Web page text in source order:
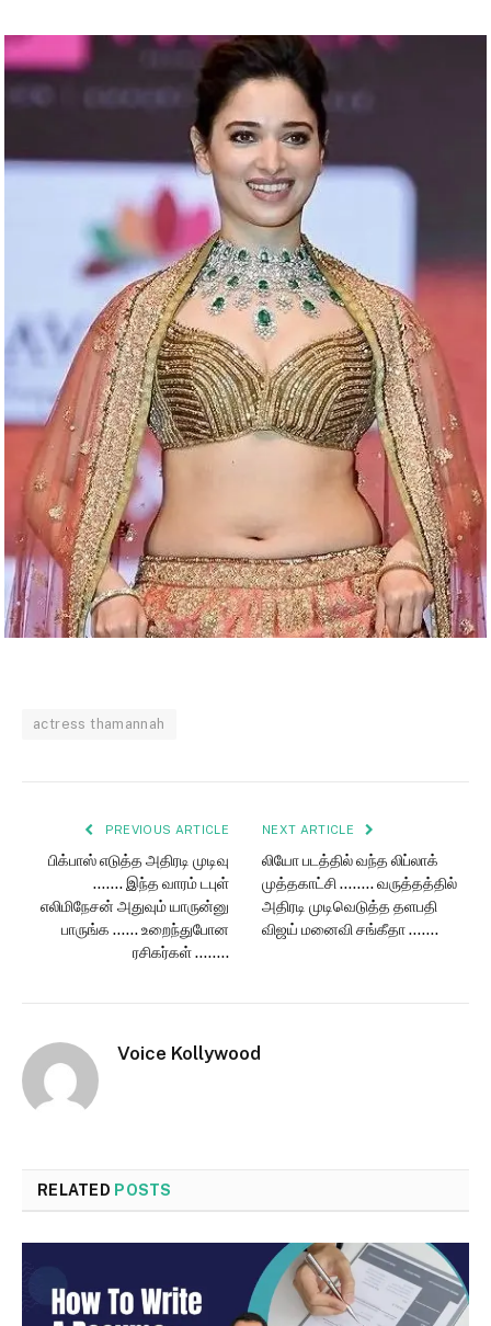
actress thamannah
PREVIOUS ARTICLE
பிக்பாஸ் எடுத்த அதிரடி முடிவு
……. இந்த வாரம் டபுள்
எலிமிநேசன் அதுவும் யாருன்னு
பாருங்க …… உறைந்துபோன
ரசிகர்கள் ……..
NEXT ARTICLE
லியோ படத்தில் வந்த லிப்லாக்
முத்தகாட்சி …….. வருத்தத்தில்
அதிரடி முடிவெடுத்த தளபதி
விஜய் மனைவி சங்கீதா …….
Voice Kollywood
RELATED POSTS